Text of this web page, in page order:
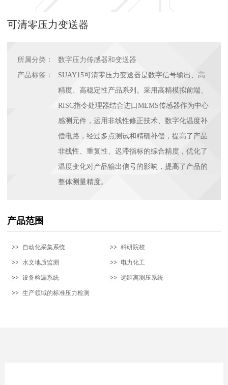
可清零压力变送器
所属分类：
数字压力传感器和变送器
产品标签：
SUAY15可清零压力变送器是数字信号输出、高
精度、高稳定性产品系列。采用高精模拟前端、
RISC指令处理器结合进口MEMS传感器作为中心
感测元件，运用非线性修正技术、数字化温度补
偿电路，经过多点测试和精确补偿，提高了产品
非线性、重复性、迟滞指标的综合精度，优化了
温度变化对产品输出信号的影响，提高了产品的
整体测量精度。
产品范围
自动化采集系统 科研院校
水文地质监测 电力化工
设备检漏系统 远距离测压系统
生产领域的标准压力检测